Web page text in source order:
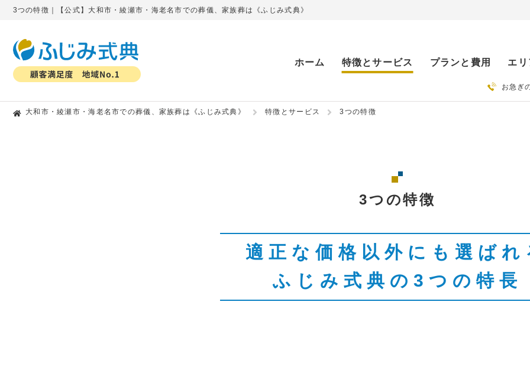
3つの特徴｜【公式】大和市・綾瀬市・海老名市での葬儀、家族葬は《ふじみ式典》
ホーム 特徴とサービス プランと費用 エ
お急ぎ
大和市・綾瀬市・海老名市での葬儀、家族葬は《ふじみ式典》 特徴とサービス 3つの特徴
3つの特徴
適正な価格以外にも選ばれ
ふじみ式典の3つの特長